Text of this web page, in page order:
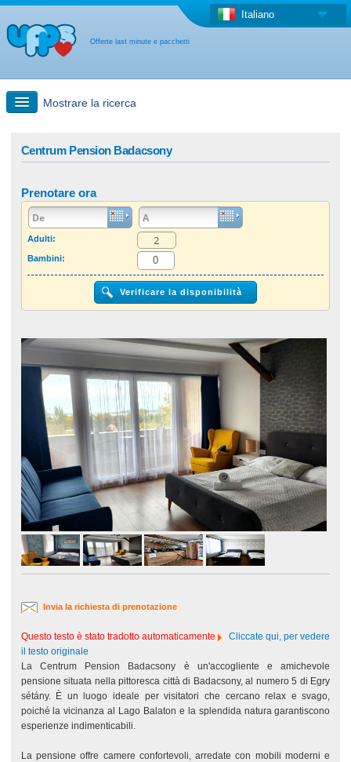
Offerte last minute e pacchetti
Italiano
Mostrare la ricerca
Offerta last minute + Offerta forfettaria
Altro paese
Centrum Pension Badacsony
Prenotare ora
Adulti:
Bambini:
Invia la richiesta di prenotazione
Questo testo è stato tradotto automaticamente
Cliccate qui, per vedere
il testo originale
La Centrum Pension Badacsony è un'accogliente e amichevole
pensione situata nella pittoresca città di Badacsony, al numero 5 di Egry
sétány. È un luogo ideale per visitatori che cercano relax e svago,
poiché la vicinanza al Lago Balaton e la splendida natura garantiscono
esperienze indimenticabili.
La pensione offre camere confortevoli, arredate con mobili moderni e